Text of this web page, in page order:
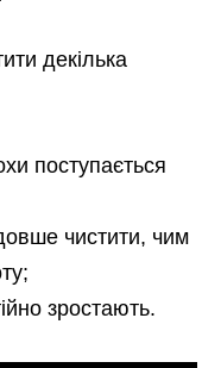
декілька
поступається
чистити, чим
зростають.